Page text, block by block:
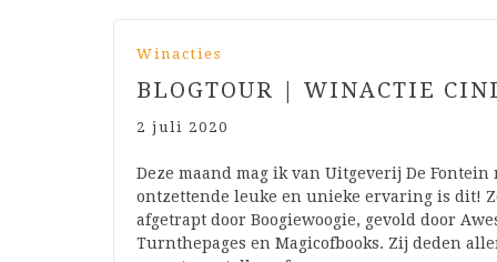
Winacties
BLOGTOUR | WINACTIE
2 juli 2020
Deze maand mag ik van Uitgeverij De
ontzettende leuke en unieke ervaring is dit!
afgetrapt door Boogiewoogie, gevold door
Turnthepages en Magicofbooks. Zij deden